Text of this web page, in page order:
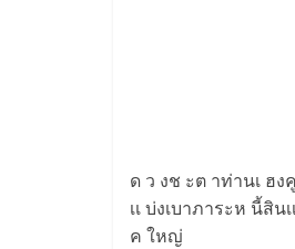
ด ว งช ะต าท่านเ ฮ
เเ บ่งเบาภาระห นี้สิ
ค ใหญ่